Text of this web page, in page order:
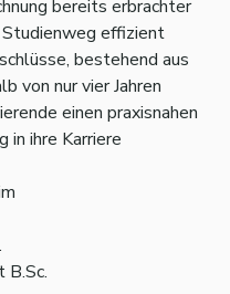
bereits erbrachter
effizient
bestehend aus
von nur vier Jahren
einen praxisnahen
in ihre Karriere
B.Sc.